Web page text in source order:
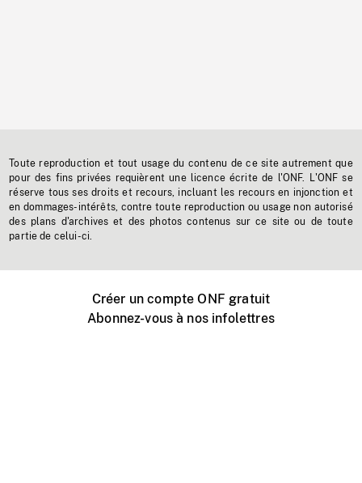
Toute reproduction et tout usage du contenu de ce site autrement que
pour des fins privées requièrent une licence écrite de l'ONF. L'ONF se
réserve tous ses droits et recours, incluant les recours en injonction et
en dommages-intérêts, contre toute reproduction ou usage non autorisé
des plans d'archives et des photos contenus sur ce site ou de toute
partie de celui-ci.
Créer un compte ONF gratuit
Abonnez-vous à nos infolettres